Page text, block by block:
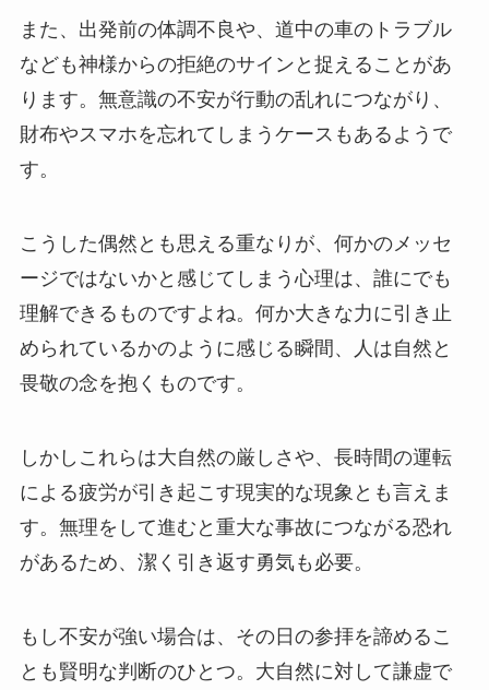
また、出発前の体調不良や、道中の車のトラブル
なども神様からの拒絶のサインと捉えることがあ
ります。無意識の不安が行動の乱れにつながり、
財布やスマホを忘れてしまうケースもあるようで
す。
こうした偶然とも思える重なりが、何かのメッセ
ージではないかと感じてしまう心理は、誰にでも
理解できるものですよね。何か大きな力に引き止
められているかのように感じる瞬間、人は自然と
畏敬の念を抱くものです。
しかしこれらは大自然の厳しさや、長時間の運転
による疲労が引き起こす現実的な現象とも言えま
す。無理をして進むと重大な事故につながる恐れ
があるため、潔く引き返す勇気も必要。
もし不安が強い場合は、その日の参拝を諦めるこ
とも賢明な判断のひとつ。大自然に対して謙虚で